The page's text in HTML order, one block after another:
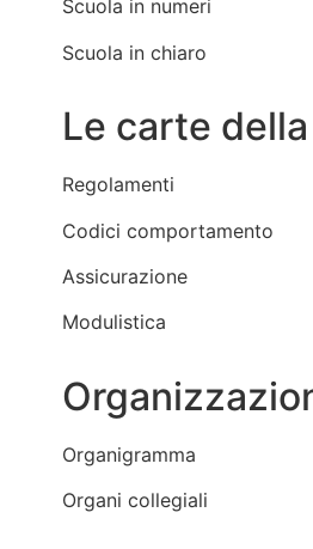
Scuola in numeri
Scuola in chiaro
Le carte
Regolamenti
Codici comportamento
Assicurazione
Modulistica
Organigramma
Organi collegiali